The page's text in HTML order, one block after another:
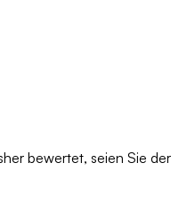
bewertet, seien Sie der